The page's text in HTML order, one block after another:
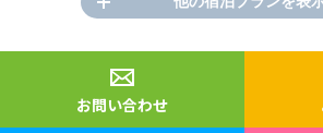
お問い合わせ